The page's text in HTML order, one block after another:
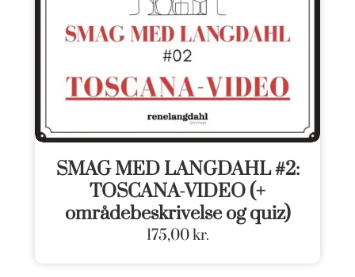
SMAG MED LANGDAHL #2:
TOSCANA-VIDEO (+
områdebeskrivelse og quiz)
175,00kr.